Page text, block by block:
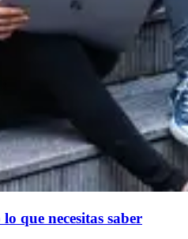
que necesitas saber